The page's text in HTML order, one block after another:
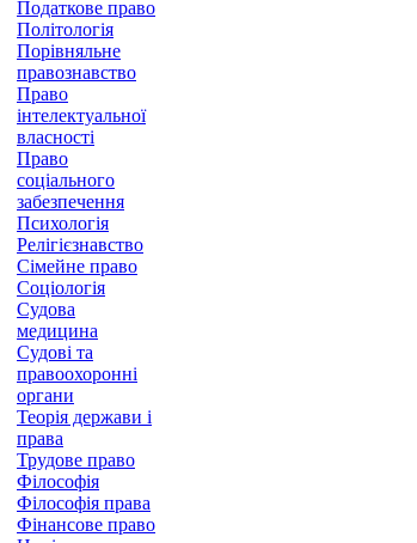
Податкове право
Політологія
Порівняльне
правознавство
Право
інтелектуальної
власності
Право
соціального
забезпечення
Психологія
Релігієзнавство
Сімейне право
Соціологія
Судова
медицина
Судові та
правоохоронні
органи
Теорія держави і
права
Трудове право
Філософія
Філософія права
Фінансове право